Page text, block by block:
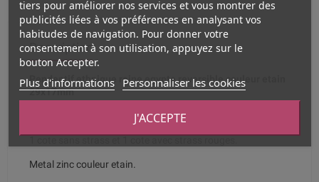
Description
Pendentif ethnique reine egypte reversible couleur etain
29x17mm
Pendentif en zinc couleur etain pour creations originales.
Metal zinc couleur etain.
tiers pour améliorer nos services et vous montrer des
publicités liées à vos préférences en analysant vos
habitudes de navigation. Pour donner votre
consentement à son utilisation, appuyez sur le
bouton Accepter.
Plus d'informations Personnaliser les cookies
J'ACCEPTE